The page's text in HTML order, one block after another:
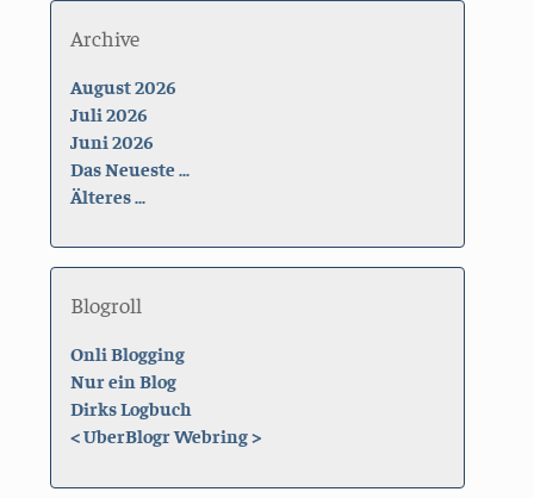
Archive
August 2026
Juli 2026
Juni 2026
Das Neueste ...
Älteres ...
Blogroll
Onli Blogging
Nur ein Blog
Dirks Logbuch
<UberBlogr Webring>